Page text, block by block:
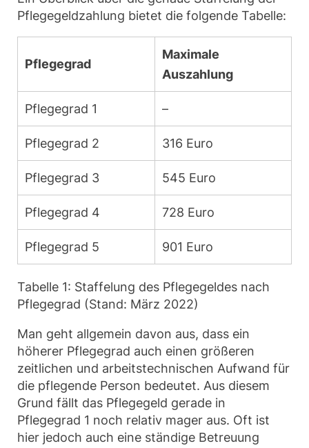
Pflegegeldzahlung bietet die folgende Tabelle:
Pflegegrad
Maximale
Auszahlung
Pflegegrad 1 –
Pflegegrad 2 316 Euro
Pflegegrad 3 545 Euro
Pflegegrad 4 728 Euro
Pflegegrad 5 901 Euro
Tabelle 1: Staffelung des Pflegegeldes nach
Pflegegrad (Stand: März 2022)
Man geht allgemein davon aus, dass ein
höherer Pflegegrad auch einen größeren
zeitlichen und arbeitstechnischen Aufwand für
die pflegende Person bedeutet. Aus diesem
Grund fällt das Pflegegeld gerade in
Pflegegrad 1 noch relativ mager aus. Oft ist
hier jedoch auch eine ständige Betreuung